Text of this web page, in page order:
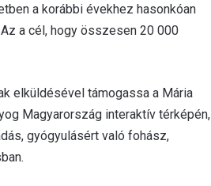
a korábbi évekhez hasonkóan
a cél, hogy összesen 20 000
elküldésével támogassa a Mária
Magyarország interaktív térképén,
gyógyulásért való fohász,